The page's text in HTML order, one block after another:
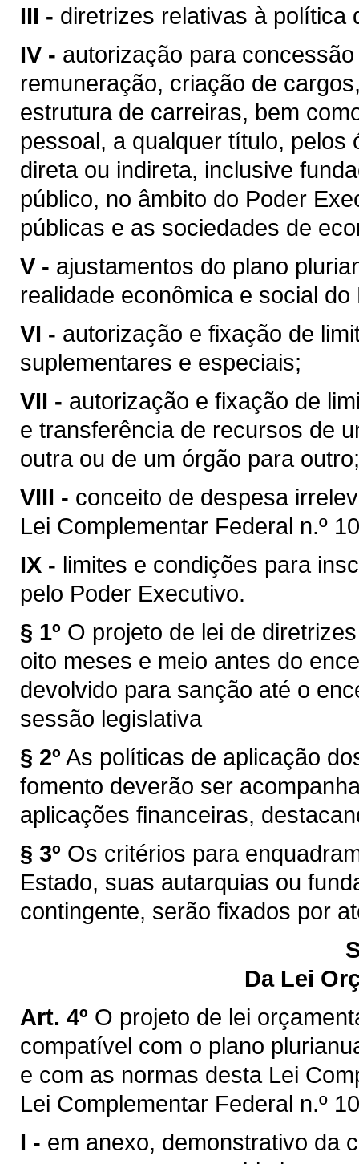
III - diretrizes relativas à política
IV - autorização para
remuneração, criação de
estrutura de carreiras, bem
pessoal, a qualquer título,
direta ou indireta, inclusive
público, no âmbito do Poder
públicas e as sociedades de
V - ajustamentos do plano
realidade econômica e social do
VI - autorização e fixação de
suplementares e especiais;
VII - autorização e fixação de
e transferência de recursos de
outra ou de um órgão para outro;
VIII - conceito de despesa
Lei Complementar Federal n.º
IX - limites e condições para
pelo Poder Executivo.
§ 1º O projeto de lei de
oito meses e meio antes do
devolvido para sanção até o
sessão legislativa
§ 2º As políticas de aplicação
fomento deverão ser
aplicações financeiras,
§ 3º Os critérios para
Estado, suas autarquias ou
contingente, serão fixados por
Da Lei
Art. 4º O projeto de lei
compatível com o plano
e com as normas desta Lei
Lei Complementar Federal n.º
I - em anexo, demonstrativo da